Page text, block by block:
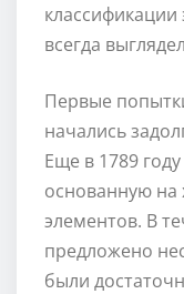
всегда
Первые
начались
Еще в 1789
основанную на
элементов. В
предложено
были